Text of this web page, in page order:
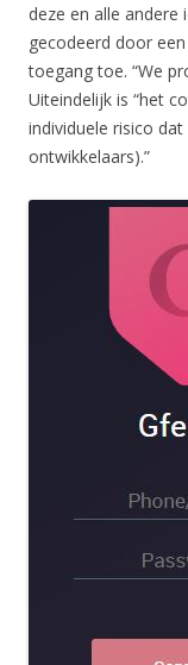
deze en alle
gecodeerd door
toegang toe. “We
Uiteindelijk is “het
individuele risico
ontwikkelaars).”